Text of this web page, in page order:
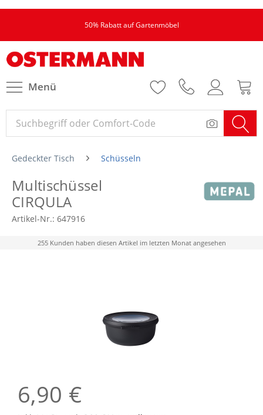
50% Rabatt auf Gartenmöbel
Menü
Gedeckter Tisch Schüsseln
Multischüssel
CIRQULA
Artikel-Nr.: 647916
255 Kunden haben diesen Artikel im letzten Monat angesehen
6,90 €